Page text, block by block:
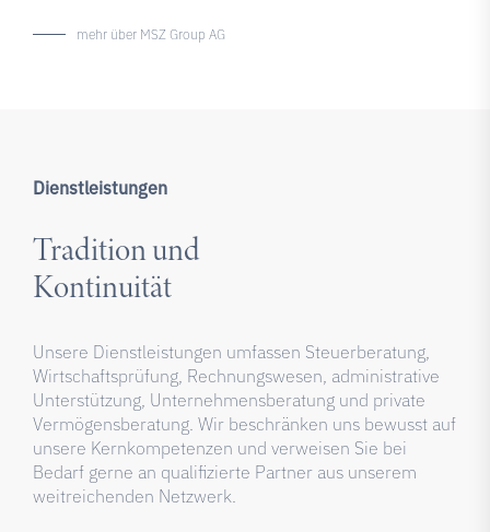
mehr über MSZ Group AG
Dienstleistungen
Tradition und
Kontinuität
Unsere Dienstleistungen umfassen Steuerberatung,
Wirtschaftsprüfung, Rechnungswesen, administrative
Unterstützung, Unternehmensberatung und private
Vermögensberatung. Wir beschränken uns bewusst auf
unsere Kernkompetenzen und verweisen Sie bei
Bedarf gerne an qualifizierte Partner aus unserem
weitreichenden Netzwerk.